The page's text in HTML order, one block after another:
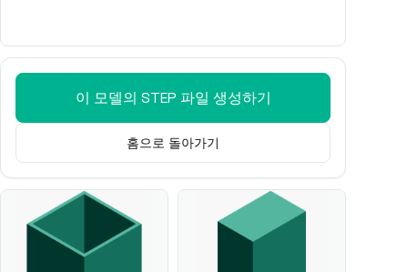
이 모델의 STEP 파일 생성하기
홈으로 돌아가기